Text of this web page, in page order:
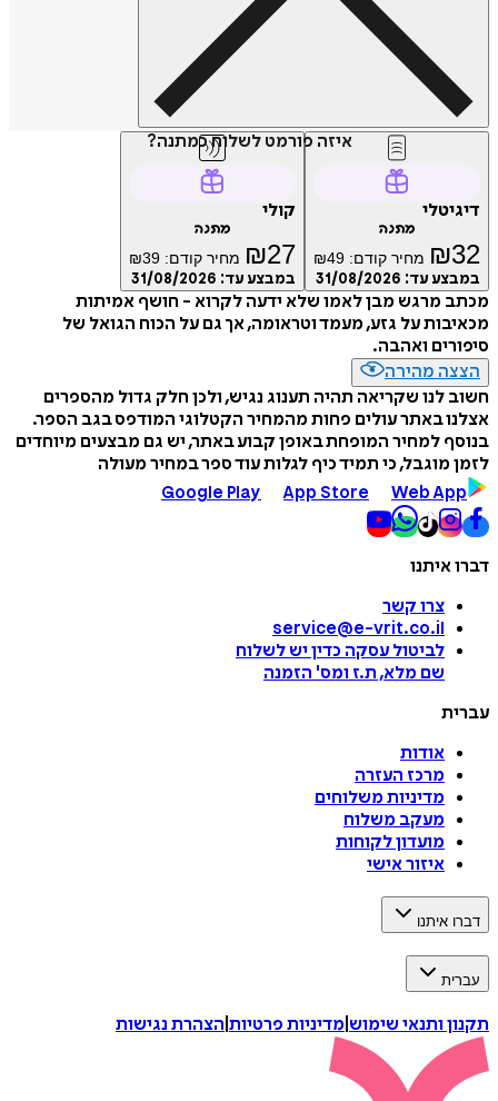
איזה פורמט לשלוח כמתנה?
דיגיטלי
מתנה
₪32 מחיר קודם: ₪49
במבצע עד: 31/08/2026
קולי
מתנה
₪27 מחיר קודם: ₪39
במבצע עד: 31/08/2026
מכתב מרגש מבן לאמו שלא ידעה לקרוא - חושף אמיתות
מכאיבות על גזע, מעמד וטראומה, אך גם על הכוח הגואל של
סיפורים ואהבה.
הצצה מהירה
חשוב לנו שקריאה תהיה תענוג נגיש, ולכן חלק גדול מהספרים
אצלנו באתר עולים פחות מהמחיר הקטלוגי המודפס בגב הספר.
בנוסף למחיר המופחת באופן קבוע באתר, יש גם מבצעים מיוחדים
לזמן מוגבל, כי תמיד כיף לגלות עוד ספר במחיר מעולה
Google Play
App Store Web App
דברו איתנו
צרו קשר
service@e-vrit.co.il
לביטול עסקה כדין יש לשלוח
שם מלא, ת.ז ומס' הזמנה
עברית
אודות
מרכז העזרה
מדיניות משלוחים
מעקב משלוח
מועדון לקוחות
איזור אישי
דברו איתנו
עברית
תקנון ותנאי שימוש מדיניות פרטיות הצהרת נגישות